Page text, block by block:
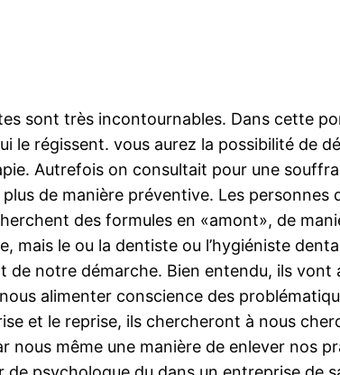
sont très incontournables. Dans cette
le régissent. vous aurez la possibilité de
Autrefois on consultait pour une
de manière préventive. Les
des formules en «amont», de
le ou la dentiste ou l’hygiéniste
de notre démarche. Bien entendu, ils
alimenter conscience des
et le reprise, ils chercheront à nous
même une manière de enlever nos